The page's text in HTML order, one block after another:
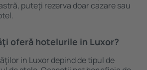
puteți rezerva doar cazare sau
oferă hotelurile in Luxor?
in Luxor depind de tipul de